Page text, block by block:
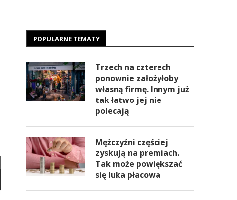
POPULARNE TEMATY
Trzech na czterech
ponownie założyłoby
własną firmę. Innym już
tak łatwo jej nie
polecają
Mężczyźni częściej
zyskują na premiach.
Tak może powiększać
się luka płacowa